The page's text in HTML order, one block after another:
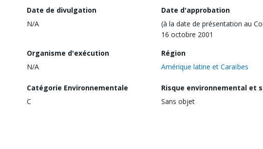
Date de divulgation
N/A
Date d'approbation
(à la date de présentation au
16 octobre 2001
Organisme d'exécution
N/A
Région
Amérique latine et Caraïbes
Catégorie Environnementale
C
Risque environnemental et
Sans objet